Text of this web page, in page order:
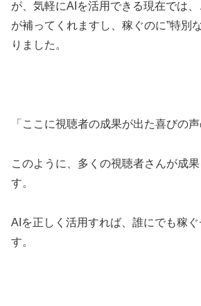
が、気軽にAIを活用できる現在では
が補ってくれますし、稼ぐのに”特別
りました。
「ここに視聴者の成果が出た喜びの
このように、多くの視聴者さんが成
す。
AIを正しく活用すれば、誰にでも稼ぐ
す。